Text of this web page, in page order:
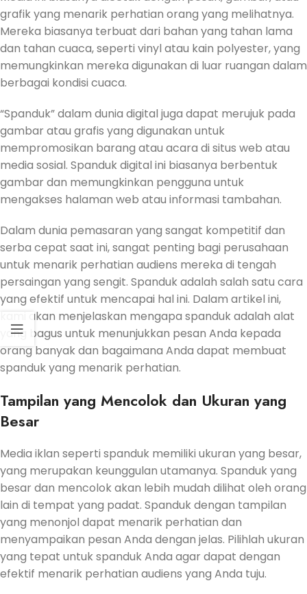
grafik yang menarik perhatian orang yang melihatnya.
Mereka biasanya terbuat dari bahan yang tahan lama
dan tahan cuaca, seperti vinyl atau kain polyester, yang
memungkinkan mereka digunakan di luar ruangan dalam
berbagai kondisi cuaca.
“Spanduk” dalam dunia digital juga dapat merujuk pada
gambar atau grafis yang digunakan untuk
mempromosikan barang atau acara di situs web atau
media sosial. Spanduk digital ini biasanya berbentuk
gambar dan memungkinkan pengguna untuk
mengakses halaman web atau informasi tambahan.
Dalam dunia pemasaran yang sangat kompetitif dan
serba cepat saat ini, sangat penting bagi perusahaan
untuk menarik perhatian audiens mereka di tengah
persaingan yang sengit. Spanduk adalah salah satu cara
yang efektif untuk mencapai hal ini. Dalam artikel ini,
kami akan menjelaskan mengapa spanduk adalah alat
yang bagus untuk menunjukkan pesan Anda kepada
orang banyak dan bagaimana Anda dapat membuat
spanduk yang menarik perhatian.
Tampilan yang Mencolok dan Ukuran yang
Besar
Media iklan seperti spanduk memiliki ukuran yang besar,
yang merupakan keunggulan utamanya. Spanduk yang
besar dan mencolok akan lebih mudah dilihat oleh orang
lain di tempat yang padat. Spanduk dengan tampilan
yang menonjol dapat menarik perhatian dan
menyampaikan pesan Anda dengan jelas. Pilihlah ukuran
yang tepat untuk spanduk Anda agar dapat dengan
efektif menarik perhatian audiens yang Anda tuju.